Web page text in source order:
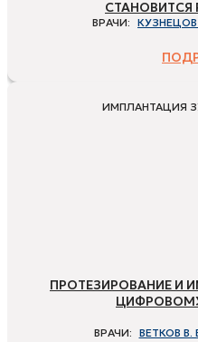
ВРАЧИ: КУЗНЕЦОВ
ИМПЛАНТАЦИЯ
ПРОТЕЗИРОВАНИЕ И
ВРАЧИ: ВЕТКОВ В.